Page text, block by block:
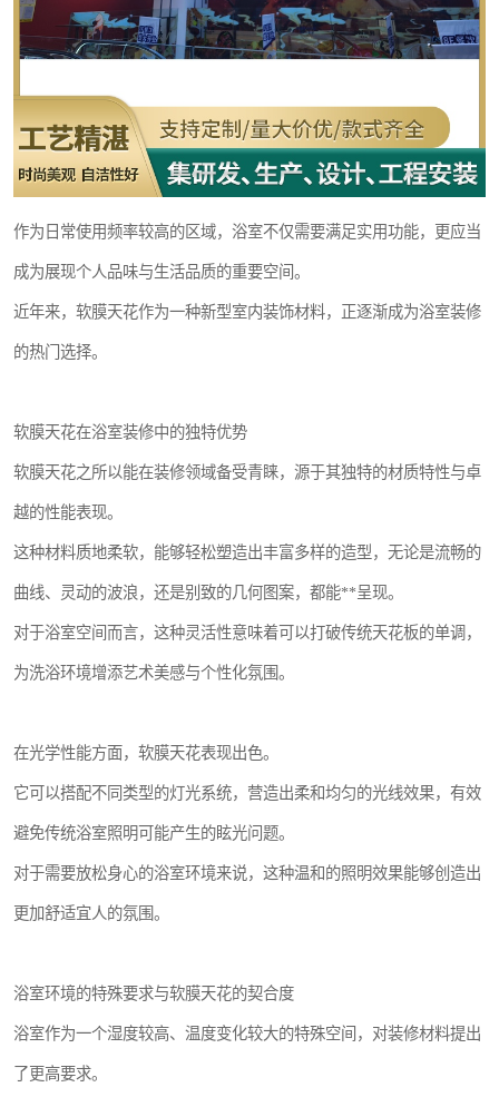
作为日常使用频率较高的区域，浴室不仅需要满足实用功能，更应当
成为展现个人品味与生活品质的重要空间。
近年来，软膜天花作为一种新型室内装饰材料，正逐渐成为浴室装修
的热门选择。
软膜天花在浴室装修中的独特优势
软膜天花之所以能在装修领域备受青睐，源于其独特的材质特性与卓
越的性能表现。
这种材料质地柔软，能够轻松塑造出丰富多样的造型，无论是流畅的
曲线、灵动的波浪，还是别致的几何图案，都能**呈现。
对于浴室空间而言，这种灵活性意味着可以打破传统天花板的单调，
为洗浴环境增添艺术美感与个性化氛围。
在光学性能方面，软膜天花表现出色。
它可以搭配不同类型的灯光系统，营造出柔和均匀的光线效果，有效
避免传统浴室照明可能产生的眩光问题。
对于需要放松身心的浴室环境来说，这种温和的照明效果能够创造出
更加舒适宜人的氛围。
浴室环境的特殊要求与软膜天花的契合度
浴室作为一个湿度较高、温度变化较大的特殊空间，对装修材料提出
了更高要求。